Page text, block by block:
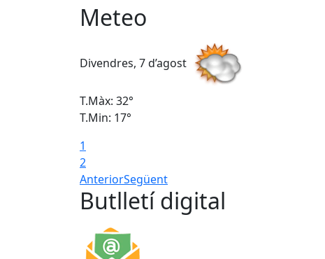
Meteo
Divendres, 7 d’agost
T.Màx: 32°
T.Min: 17°
1
2
AnteriorSegüent
Butlletí digital